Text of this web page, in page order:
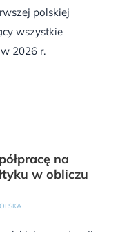
polskiej
wszystkie
2026 r.
na
w obliczu